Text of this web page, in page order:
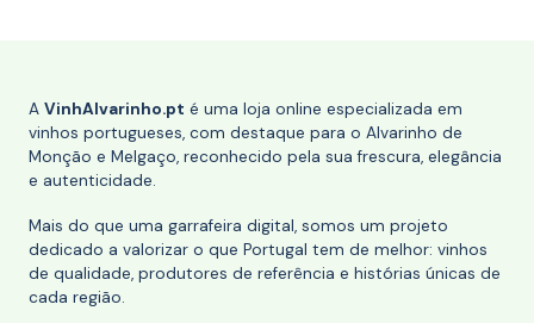
A VinhAlvarinho.pt é uma loja online especializada em
vinhos portugueses, com destaque para o Alvarinho de
Monção e Melgaço, reconhecido pela sua frescura, elegância
e autenticidade.
Mais do que uma garrafeira digital, somos um projeto
dedicado a valorizar o que Portugal tem de melhor: vinhos
de qualidade, produtores de referência e histórias únicas de
cada região.